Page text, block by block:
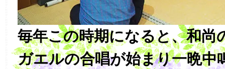
毎年この時期になると、和尚
ガエルの合唱が始まり一晩中